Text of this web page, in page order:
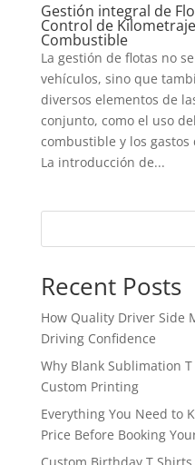
Gestión integral de
Control de
Combustible
La gestión de flotas no
vehículos, sino que
diversos elementos de
conjunto, como el uso
combustible y los
La introducción de...
Recent Posts
How Quality Driver Side
Driving Confidence
Why Blank Sublimation
Custom Printing
Everything You Need to
Price Before Booking